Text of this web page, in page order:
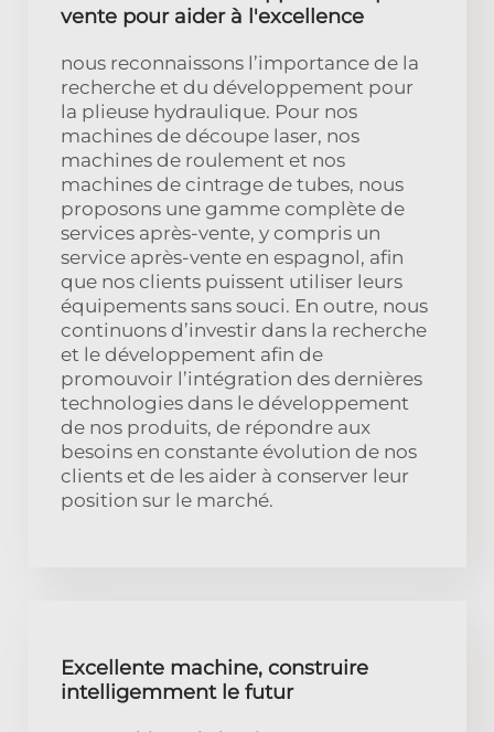
vente pour aider à l'excellence
nous reconnaissons l’importance de la
recherche et du développement pour
la plieuse hydraulique. Pour nos
machines de découpe laser, nos
machines de roulement et nos
machines de cintrage de tubes, nous
proposons une gamme complète de
services après-vente, y compris un
service après-vente en espagnol, afin
que nos clients puissent utiliser leurs
équipements sans souci. En outre, nous
continuons d’investir dans la recherche
et le développement afin de
promouvoir l’intégration des dernières
technologies dans le développement
de nos produits, de répondre aux
besoins en constante évolution de nos
clients et de les aider à conserver leur
position sur le marché.
Excellente machine, construire
intelligemment le futur